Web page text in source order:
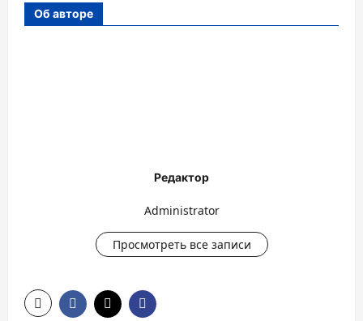
Об авторе
Редактор
Administrator
Просмотреть все записи